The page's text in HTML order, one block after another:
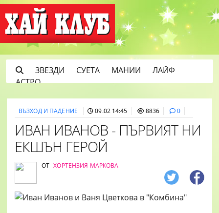
ЗВЕЗДИ СУЕТА МАНИИ
ЛАЙФ
АСТРО
ВЪЗХОД И ПАДЕНИЕ 09.02 14:45 8836 0
ИВАН ИВАНОВ - ПЪРВИЯТ НИ
ЕКШЪН ГЕРОЙ
ОТ ХОРТЕНЗИЯ МАРКОВА